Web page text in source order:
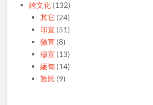
跨文化 (132)
其它 (24)
印宣 (51)
猶宣 (8)
穆宣 (13)
緬甸 (14)
難民 (9)